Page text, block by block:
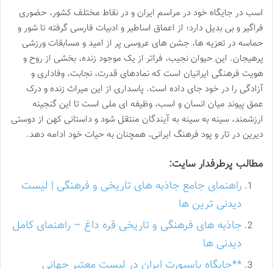
اسب در جایگاه خود در مراسم ایران و در نقاط مختلف کشور، حضوری
فراگیر و بی بدیل دارد؛ از اعماق اساطیر و ادبیات فارسی گرفته تا شور و
حماسه در تعزیه ها، جشن های عروسی پر از امید و مسابقات ورزشی
پرهیجان. این حیوان نجیب، فراتر از یک موجود زنده، بخشی از روح و
هویت فرهنگی ایرانیان است که نمادهای قدرت، نجابت، وفاداری و
آزادگی را در خود جای داده است. پاسداری از این میراث زنده و درک
عمق پیوند میان انسان و اسب، وظیفه ای ملی است تا این گنجینه
ارزشمند، سینه به سینه به آیندگان منتقل شود و داستانی کهن از دوستی
دیرین در تار و پود فرهنگ ایرانی، همچنان به حیات خود ادامه دهد.
مطالب پرطرفدار سایت:
راهنمای جامع جاذبه های تاریخی و فرهنگی | لیست
دیدنی ترین ها
جاذبه های فرهنگی و تاریخی قره داغ – راهنمای کامل
دیدنی ها
**جایگاه پاسپورت ایران در لیست معتبر جهانی